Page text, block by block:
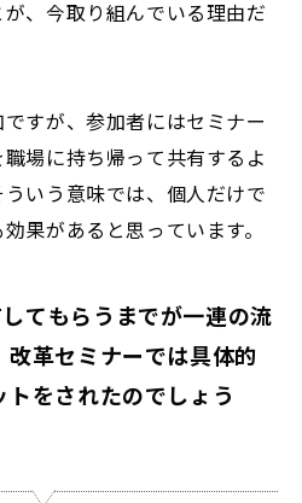
、今取り組んでいる理由だ
すが、参加者にはセミナー
場に持ち帰って共有するよ
いう意味では、個人だけで
果があると思っています。
てもらうまでが一連の流
革セミナーでは具体的
をされたのでしょう